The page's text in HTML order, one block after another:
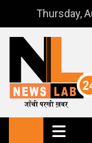
content
Thursday,
जाँची परखी ख़बर